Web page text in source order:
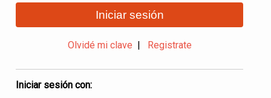
Iniciar sesión
Olvidé mi clave Registrate
Iniciar sesión con: